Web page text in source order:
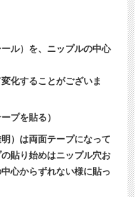
ル）を、ニップルの中心
化することがございま
プを貼る）
）は両面テープになって
貼り始めはニップル穴お
心からずれない様に貼っ